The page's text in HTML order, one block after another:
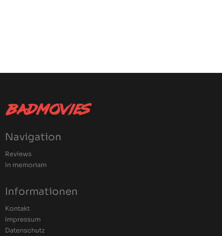
Navigation
Reviews
In memoriam
Informationen
Kontakt
Impressum
Datenschutz